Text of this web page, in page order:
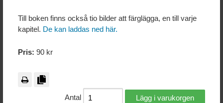
Till boken finns också tio bilder att färglägga, en till varje
kapitel. De kan laddas ned här.
Pris: 90 kr
Antal Lägg i varukorgen